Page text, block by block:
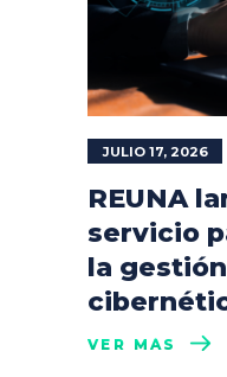
JULIO 17, 2026
REUNA
servicio
la
VER MÁS